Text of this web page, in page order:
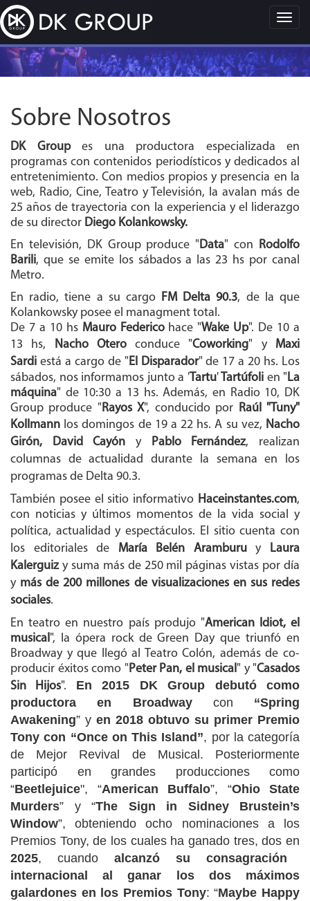
Sobre Nosotros
DK Groupes una productora especializada en
programas con contenidos periodísticos y dedicados al
entretenimiento. Con medios propios y presencia en la
web, Radio, Cine, Teatro y Televisión, la avalan más de
25 años de trayectoria con la experiencia y el liderazgo
de su director Diego Kolankowsky.
En televisión, DK Group produce "Data" con
Rodolfo
Barili, que se emite los sábados a las 23 hs por canal
Metro.
En radio, tiene a su cargo FM Delta 90.3, de la que
Kolankowsky posee el managment total.
De 7 a 10 hs Mauro Federicohace "Wake Up". De 10 a
13
hs, Nacho Oteroconduce "Coworking" y Maxi
Sardi está a cargo de" El Disparador" de 17 a 20 hs. Los
sábados, nos informamos junto a 'Tartu'Tartúfoli en " La
máquina" de 10:30 a 13 hs. Además, en Radio 10, DK
Group produce " Rayos X", conducido por Raúl "Tuny"
Kollmann los domingos de 19 a 22 hs.A su vez, Nacho
Girón, David Cayón yPablo Fernández, realizan
columnas de actualidad durante la semana en los
programas de Delta 90.3.
También posee el sitio informativo Haceinstantes.com,
con noticias y últimos momentos de la vida social y
política, actualidad y espectáculos. El sitio cuenta con
los editoriales de María Belén Aramburuy
Laura
Kalerguizy suma más de 250 mil páginas vistas por día
y más de 200 millones de visualizaciones en sus redes
sociales.
En teatro en nuestro país produjo "American Idiot, el
musical ", la ópera rock de Green Day que triunfó en
Broadway y que llegó al Teatro Colón, además de co-
producir éxitos como " Peter Pan, el musical " y "Casados
Sin Hijos". En 2015 DK Group debutó como
productora en Broadway con “Spring
Awakening” y en 2018 obtuvo su primer Premio
Tony con “Once on This Island”, por la categoría
de Mejor Revival de Musical. Posteriormente
participó en grandes producciones como
“Beetlejuice", “American Buffalo”, “Ohio State
Murders” y “The Sign in Sidney Brustein’s
Window”, obteniendo ocho nominaciones a los
Premios Tony, de los cuales ha ganado tres, dos en
2025, cuando alcanzó su consagración
internacional al ganar los
dos máximos
galardones en los Premios Tony: “Maybe Happy